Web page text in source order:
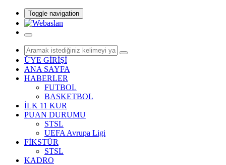
Toggle navigation
ÜYE GİRİŞİ
ANA SAYFA
HABERLER
FUTBOL
BASKETBOL
İLK 11 KUR
PUAN DURUMU
STSL
UEFA Avrupa Ligi
FİKSTÜR
STSL
KADRO